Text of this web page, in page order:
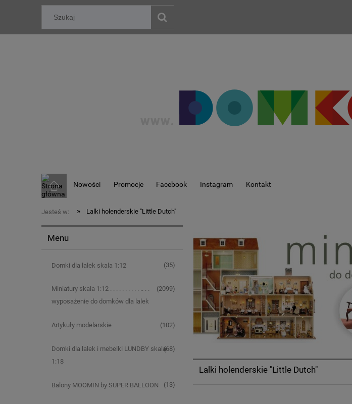
Nowości Promocje Facebook Instagram Kontakt
Jesteś w: » Lalki holenderskie "Little Dutch"
Menu
Domki dla lalek skala 1:12 (35)
Miniatury skala 1:12 . . . . . . . . . . .. . .
wyposażenie do domków dla lalek
(2099)
Artykuły modelarskie (102)
Domki dla lalek i mebelki LUNDBY skala
1:18
(68)
Balony MOOMIN by SUPER BALLOON (13)
Lalki holenderskie "Little Dutch"